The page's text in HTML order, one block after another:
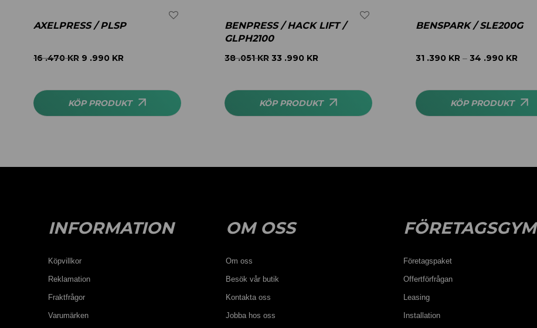
AXELPRESS / PLSP
16 .470KR 9 .990 KR
KÖP PRODUKT
BENPRESS / HACK LIFT /
GLPH2100
38 .051KR 33 .990 KR
KÖP PRODUKT
BENSPARK / SLE200G
31 .390 KR – 34 .990 KR
KÖP PRODUKT
INFORMATION
Köpvillkor
Reklamation
Fraktfrågor
Varumärken
OM OSS
Om oss
Besök vår butik
Kontakta oss
Jobba hos oss
FÖRETAGSGYM
Företagspaket
Offertförfrågan
Leasing
Installation